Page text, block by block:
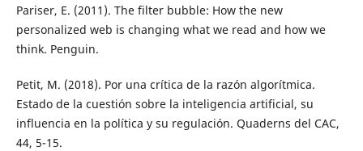
Pariser, E. (2011). The filter bubble: How the new
personalized web is changing what we read and how we
think. Penguin.
Petit, M. (2018). Por una crítica de la razón algorítmica.
Estado de la cuestión sobre la inteligencia artificial, su
influencia en la política y su regulación. Quaderns del CAC,
44, 5-15.